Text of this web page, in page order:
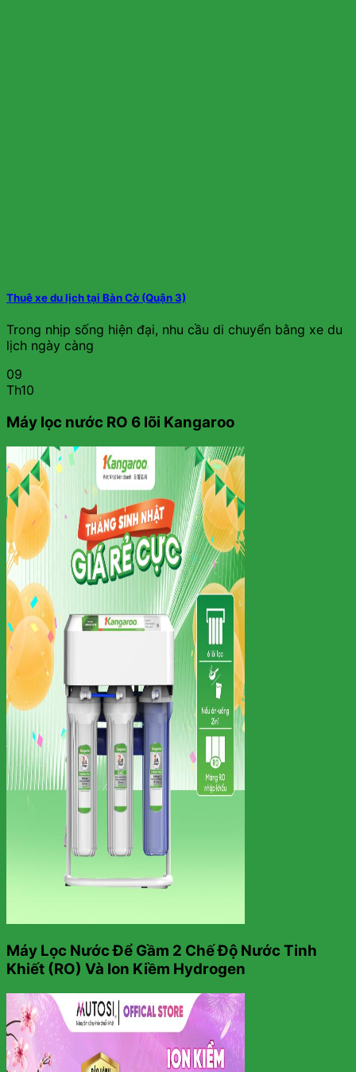
Thuê xe du lịch tại Bàn Cờ (Quận 3)
Trong nhịp sống hiện đại, nhu cầu di chuyển bằng xe du
lịch ngày càng
09
Th10
Máy lọc nước RO 6 lõi Kangaroo
Máy Lọc Nước Để Gầm 2 Chế Độ Nước Tinh
Khiết (RO) Và Ion Kiềm Hydrogen